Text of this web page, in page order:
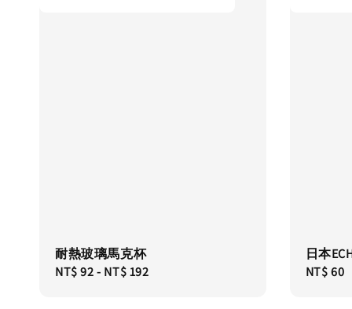
耐熱玻璃馬克杯
Regular
NT$ 92- NT$ 192
日本
Regular
NT$ 60